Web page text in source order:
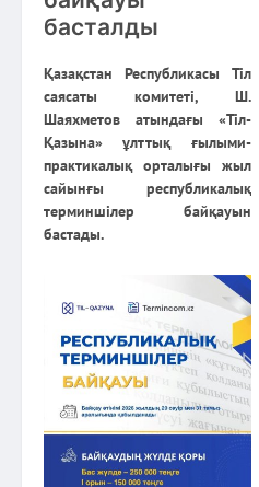
басталды
Қазақстан Республикасы Тіл
саясаты комитеті, Ш.
Шаяхметов атындағы «Тіл-
Қазына» ұлттық ғылыми-
практикалық орталығы жыл
сайынғы республикалық
терминшілер байқауын
бастады.